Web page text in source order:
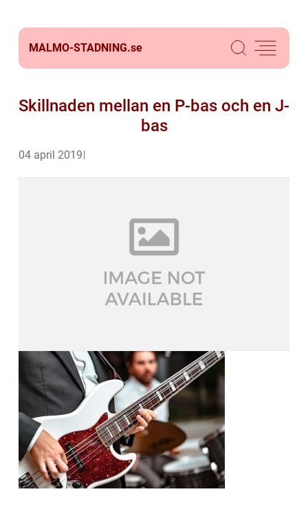
MALMO-STADNING.se
Skillnaden mellan en P-bas och en J-
bas
04 april 2019